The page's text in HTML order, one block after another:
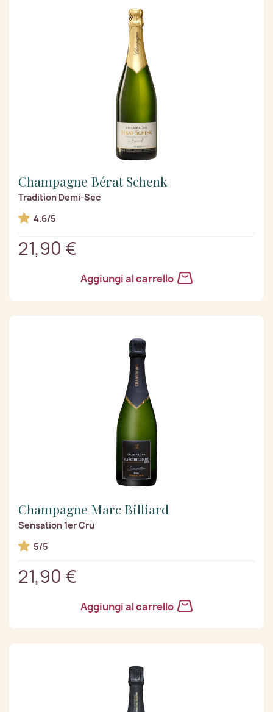
Champagne Bérat Schenk
Tradition Demi-Sec
4.6/5
21,90 €
Aggiungi al carrello
Champagne Marc Billiard
Sensation 1er Cru
5/5
21,90 €
Aggiungi al carrello